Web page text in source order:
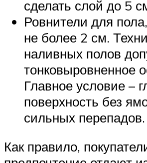
сделать слой до 5
Ровнители для
не более 2 см.
наливных полов
тонковыровненное
Главное условие –
поверхность без
сильных перепадов.
Как правило,